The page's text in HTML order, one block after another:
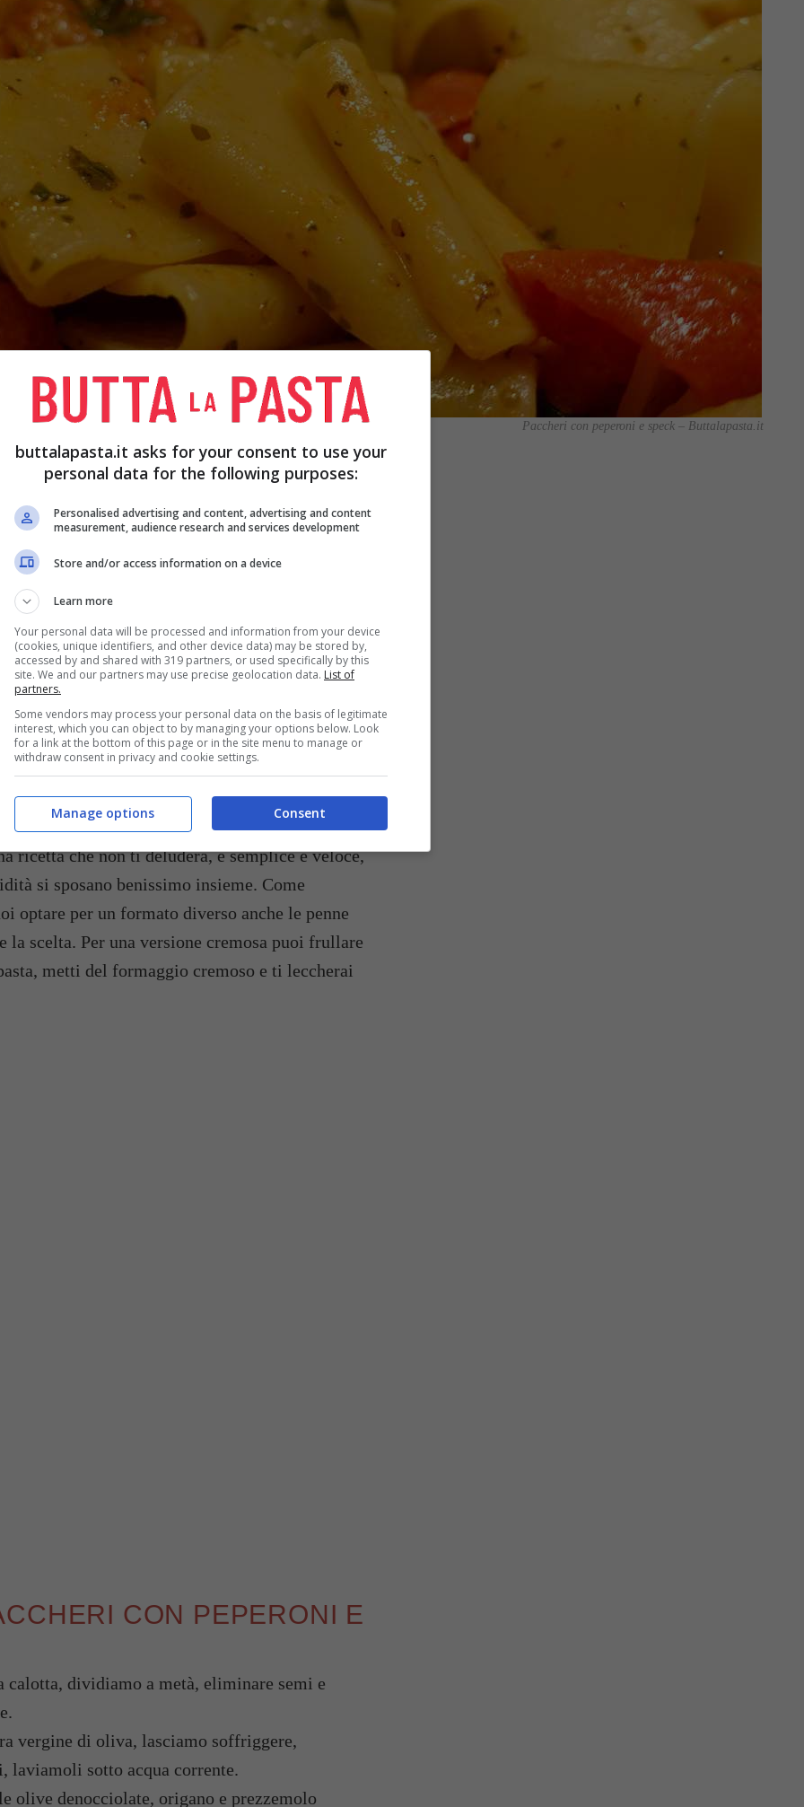
Paccheri con peperoni e speck – Buttalapasta.it
pasta, lo sai che puoi optare per delle varianti
Se vuoi un piatto piccante aggiungi del
puoi eliminare lo speck, ma puoi
il grembiule e mettiti all’opera.
questa è una vera bomba in 10
E SPECK: LA COMBO
NESSUNO
ricetta che non ti deluderà, è semplice e veloce,
si sposano benissimo insieme. Come
optare per un formato diverso anche le penne
scelta. Per una versione cremosa puoi frullare
metti del formaggio cremoso e ti leccherai
CON PEPERONI E
dividiamo a metà, eliminare semi e
vergine di oliva, lasciamo soffriggere,
laviamoli sotto acqua corrente.
olive denocciolate, origano e prezzemolo
buttalapasta.it asks for your consent to use your
personal data for the following purposes:
Personalised advertising and content, advertising and content
measurement, audience research and services development
Store and/or access information on a device
Learn more
Your personal data will be processed and information from your device
(cookies, unique identifiers, and other device data) may be stored by,
accessed by and shared with 319 partners, or used specifically by this
site. We and our partners may use precise geolocation data. List of
partners.
Some vendors may process your personal data on the basis of legitimate
interest, which you can object to by managing your options below. Look
for a link at the bottom of this page or in the site menu to manage or
withdraw consent in privacy and cookie settings.
Consent
Manage options